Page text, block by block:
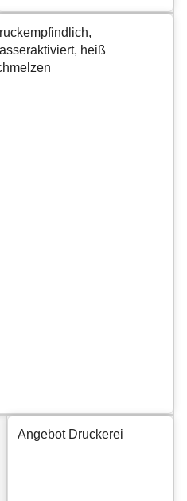
heiß
Angebot Druckerei